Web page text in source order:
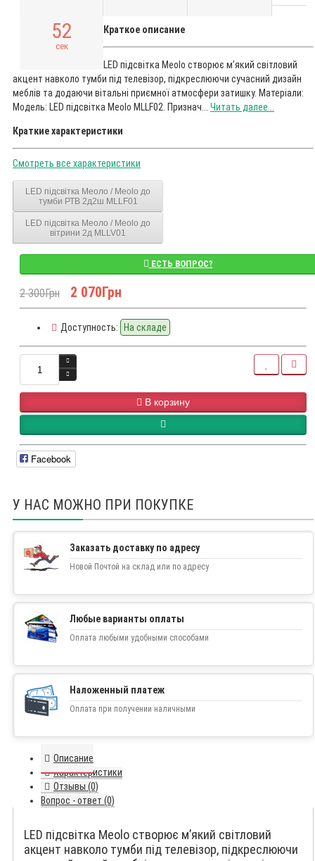
52
сек
Краткое описание
LED підсвітка Meolo створює м’який світловий
акцент навколо тумби під телевізор, підкреслюючи сучасний дизайн
меблів та додаючи вітальні приємної атмосфери затишку. Матеріали:
Модель: LED підсвітка Meolo MLLF02. Признач... Читать далее...
Краткие характеристики
Смотреть все характеристики
LED підсвітка Меоло / Meolo до
тумби РТВ 2д2ш MLLF01
LED підсвітка Меоло / Meolo до
вітрини 2д MLLV01
ЕСТЬ ВОПРОС?
2 300Грн 2 070Грн
Доступность: На складе
В корзину
Facebook
У НАС МОЖНО ПРИ ПОКУПКЕ
Заказать доставку по адресу
Новой Почтой на склад или по адресу
Любые варианты оплаты
Оплата любыми удобными способами
Наложенный платеж
Оплата при получении наличными
Описание
Характеристики
Отзывы (0)
Вопрос - ответ (0)
LED підсвітка Meolo створює м’який світловий
акцент навколо тумби під телевізор, підкреслюючи